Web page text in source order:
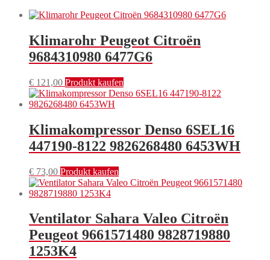
Klimarohr Peugeot Citroën
9684310980 6477G6
€ 121,00 Produkt kaufen
Klimakompressor Denso 6SEL16
447190-8122 9826268480 6453WH
€ 73,00 Produkt kaufen
Ventilator Sahara Valeo Citroën
Peugeot 9661571480 9828719880
1253K4